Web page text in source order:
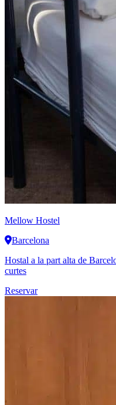
Mellow Hostel
Barcelona
Hostal a la part alta de
curtes
Reservar